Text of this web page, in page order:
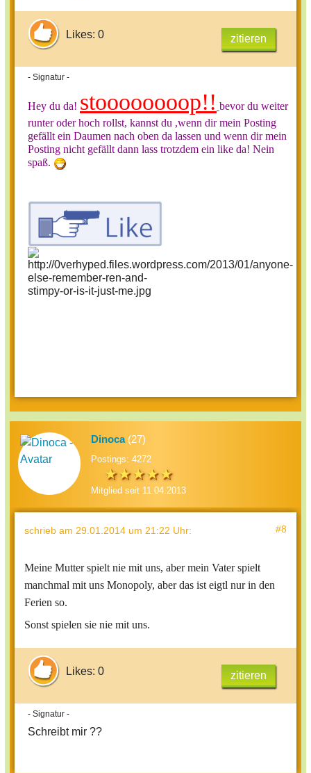
Likes: 0 zitieren
- Signatur -
Hey du da! stoooooooop!! bevor du weiter
runter oder hoch rollst, kannst du ,wenn dir mein Posting
gefällt ein Daumen nach oben da lassen und wenn dir mein
Posting nicht gefällt dann lass trotzdem ein like da! Nein
spaß.
Dinoca(27)
Postings: 4272
Mitglied seit 11.04.2013
schrieb am 29.01.2014 um 21:22 Uhr: #8
Meine Mutter spielt nie mit uns, aber mein Vater spielt
manchmal mit uns Monopoly, aber das ist eigtl nur in den
Ferien so.
Sonst spielen sie nie mit uns.
Likes: 0 zitieren
- Signatur -
Schreibt mir ??